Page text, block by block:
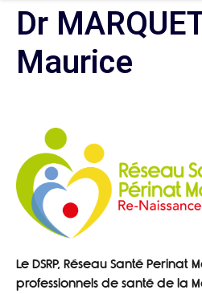
Dr
Maurice
Le DSRP, Réseau Santé Perinat
professionnels de santé de la